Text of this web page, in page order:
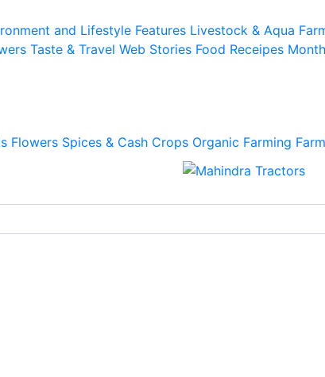
and Lifestyle Features Livestock & Aqua
Taste & Travel Web Stories Food Receipes
Flowers Spices & Cash Crops Organic Farming